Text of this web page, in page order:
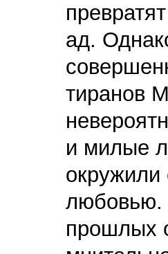
ад.
тиранов
и милые
окружили
любовью.
прошлых